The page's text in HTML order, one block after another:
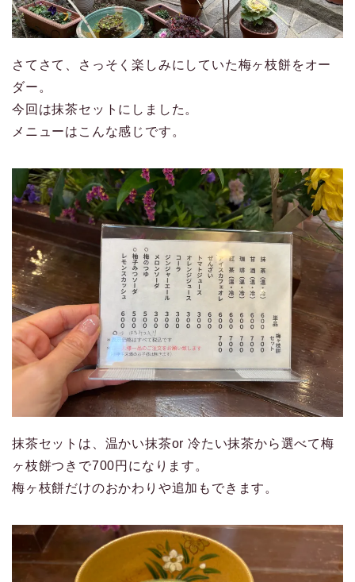
さてさて、さっそく楽しみにしていた梅ヶ枝餅をオー
ダー。
今回は抹茶セットにしました。
メニューはこんな感じです。
抹茶セットは、温かい抹茶or 冷たい抹茶から選べて梅
ヶ枝餅つきで700円になります。
梅ヶ枝餅だけのおかわりや追加もできます。